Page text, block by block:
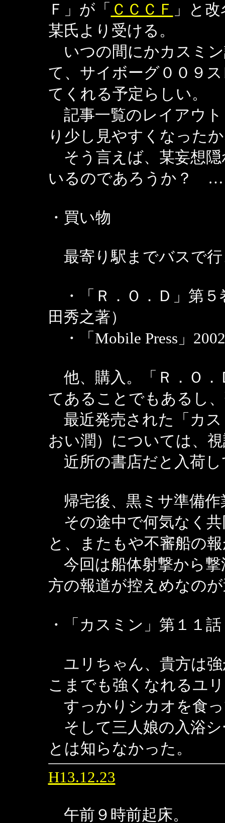
Ｆ」が「 ＣＣＣＦ 」と
某氏より受ける。
いつの間にかカスミ
て、サイボーグ００９
てくれる予定らしい。
記事一覧のレイアウ
り少し見やすくなった
そう言えば、某妄想
いるのであろうか？ …
・買い物
最寄り駅までバスで行
・「Ｒ．Ｏ．Ｄ」第
田秀之著）
・「Mobile Press」
他、購入。「Ｒ．Ｏ．
てあることでもあるし
最近発売された「カ
おい潤）については、
近所の書店だと入荷
帰宅後、黒ミサ準備作
その途中で何気なく
と、またもや不審船の
今回は船体射撃から
方の報道が控えめなの
・「カスミン」第１１
ユリちゃん、貴方は
こまでも強くなれるユ
すっかりシカオを食
そして三人娘の入浴シ
とは知らなかった。
H13.12.23
午前９時前起床。